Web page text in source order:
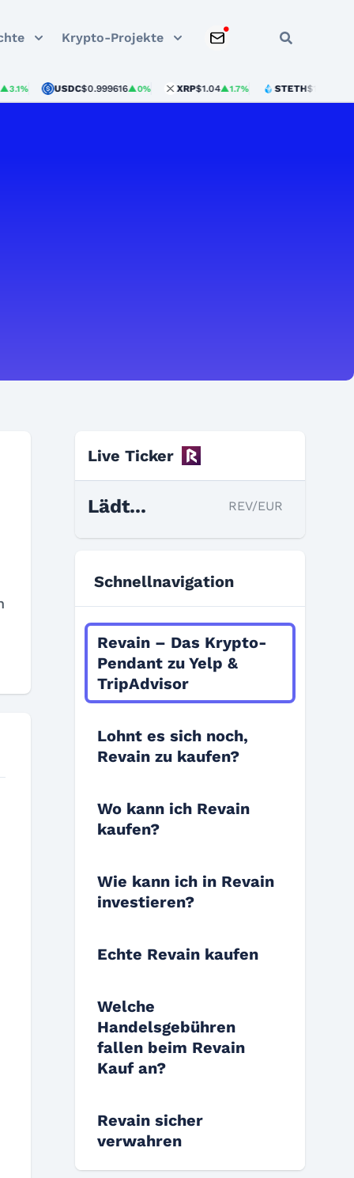
Krypto-Projekte
USDC$0.999616▲0% XRP$1.04▲1.7% STETH$1,919.74
Live Ticker
Lädt... REV/EUR
Schnellnavigation
Revain – Das Krypto-
Pendant zu Yelp &
TripAdvisor
Lohnt es sich noch,
Revain zu kaufen?
Wo kann ich Revain
kaufen?
Wie kann ich in Revain
investieren?
Echte Revain kaufen
Welche
Handelsgebühren
fallen beim Revain
Kauf an?
Revain sicher
verwahren